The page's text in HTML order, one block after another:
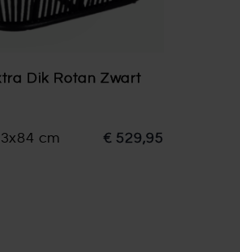
Dik Rotan Zwart
cm € 529,95